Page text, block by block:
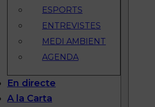
ESPORTS
ENTREVISTES
MEDI AMBIENT
AGENDA
En directe
A la Carta